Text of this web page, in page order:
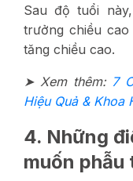
Sau độ tuổi
trưởng chiều
tăng chiều cao.
➤ Xem thêm: 7
Hiệu Quả & Khoa
4. Những
muốn phẫu